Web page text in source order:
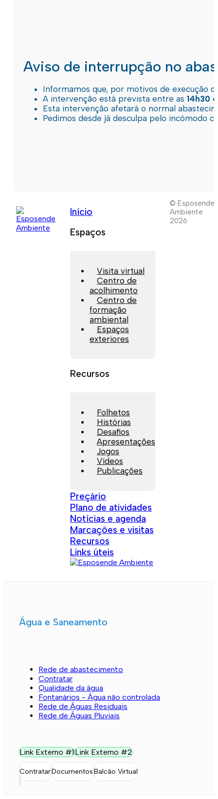
Aviso de interrupção no
Informamos que, por motivos de execução
A intervenção está prevista entre as 14h30
Esta intervenção afetará o normal
Pedimos desde já desculpa pelo incómodo
Início
Espaços
Visita virtual
Centro de
acolhimento
Centro de
formação
ambiental
Espaços
exteriores
Recursos
Folhetos
Histórias
Desafios
Apresentações
Jogos
Vídeos
Publicações
Preçário
Plano de atividades
Notícias e agenda
Marcações e visitas
Recursos
Links úteis
© Esposende
Ambiente
2026
Água e Saneamento
Rede de abastecimento
Contratar
Qualidade da água
Fontanários - Água não controlada
Rede de Águas Residuais
Rede de Águas Pluviais
Link Externo #1Link Externo #2
ContratarDocumentosBalcão Virtual